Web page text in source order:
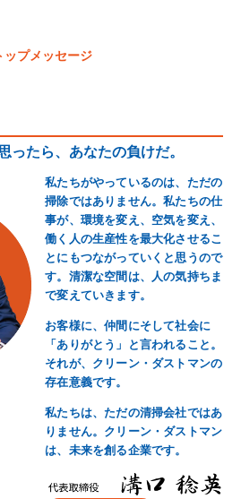
ップメッセージ
ったら、あなたの負けだ。
私たちがやっているのは、ただの
掃除ではありません。私たちの仕
事が、環境を変え、空気を変え、
働く人の生産性を最大化させるこ
とにもつながっていくと思うので
す。清潔な空間は、人の気持ちま
で変えていきます。
お客様に、仲間にそして社会に
「ありがとう」と言われること。
それが、クリーン・ダストマンの
存在意義です。
私たちは、ただの清掃会社ではあ
りません。クリーン・ダストマン
は、未来を創る企業です。